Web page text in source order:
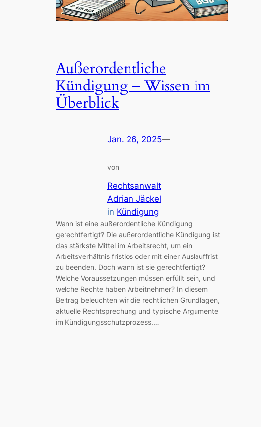
Außerordentliche
Kündigung – Wissen im
Überblick
Jan. 26, 2025—
von
Rechtsanwalt
Adrian Jäckel
in Kündigung
Wann ist eine außerordentliche Kündigung
gerechtfertigt? Die außerordentliche Kündigung ist
das stärkste Mittel im Arbeitsrecht, um ein
Arbeitsverhältnis fristlos oder mit einer Auslauffrist
zu beenden. Doch wann ist sie gerechtfertigt?
Welche Voraussetzungen müssen erfüllt sein, und
welche Rechte haben Arbeitnehmer? In diesem
Beitrag beleuchten wir die rechtlichen Grundlagen,
aktuelle Rechtsprechung und typische Argumente
im Kündigungsschutzprozess.…